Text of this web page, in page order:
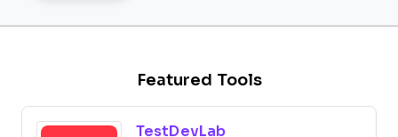
Featured Tools
TestDevLab